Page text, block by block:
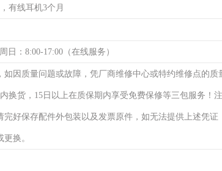
有线耳机3个月
日：8:00-17:00（在线服务）
如因质量问题或故障，凭厂商维修中心或特约维修点的质
换货，15日以上在质保期内享受免费保修等三包服务！
好保存配件外包装以及发票原件，如无法提供上述凭证
换。